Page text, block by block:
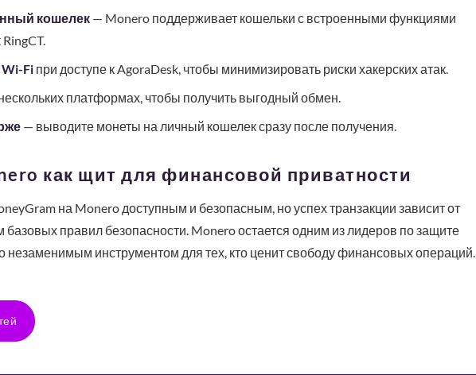
кошелек— Monero поддерживает кошельки с встроенными функциями
Fiпри доступе к AgoraDesk, чтобы минимизировать риски хакерских атак.
платформах, чтобы получить выгодный обмен.
— выводите монеты на личный кошелек сразу после получения.
как щит для финансовой приватности
на Monero доступным и безопасным, но успех транзакции зависит от
правил безопасности. Monero остается одним из лидеров по защите
незаменимым инструментом для тех, кто ценит свободу финансовых операций.